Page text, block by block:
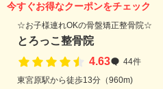
今すぐお得なクーポンをチェック
☆お子様連れOKの骨盤矯正整骨院☆
とろっこ整骨院
4.63
44件
東宮原駅から徒歩13分（960m)